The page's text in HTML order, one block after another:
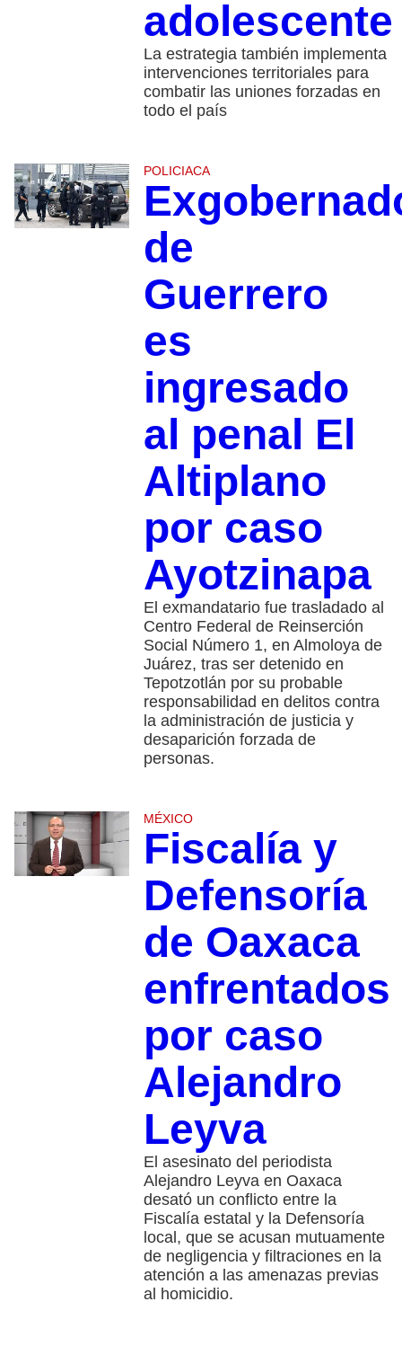
adolescente
La estrategia también implementa
intervenciones territoriales para
combatir las uniones forzadas en
todo el país
POLICIACA
de
Guerrero
es
ingresado
al penal El
Altiplano
por caso
Ayotzinapa
El exmandatario fue trasladado al
Centro Federal de Reinserción
Social Número 1, en Almoloya de
Juárez, tras ser detenido en
Tepotzotlán por su probable
responsabilidad en delitos contra
la administración de justicia y
desaparición forzada de
personas.
MÉXICO
Fiscalía y
Defensoría
de Oaxaca
enfrentados
por caso
Alejandro
Leyva
El asesinato del periodista
Alejandro Leyva en Oaxaca
desató un conflicto entre la
Fiscalía estatal y la Defensoría
local, que se acusan mutuamente
de negligencia y filtraciones en la
atención a las amenazas previas
al homicidio.